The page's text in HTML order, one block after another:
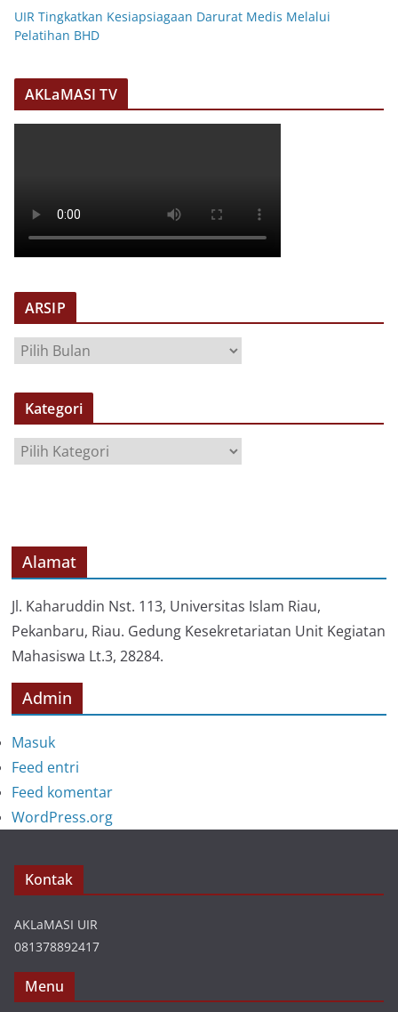
UIR Tingkatkan Kesiapsiagaan Darurat Medis Melalui
Pelatihan BHD
AKLaMASI TV
ARSIP
R
S
P
Kategori
a
r
i
Alamat
Jl. Kaharuddin Nst. 113, Universitas Islam Riau,
Pekanbaru, Riau. Gedung Kesekretariatan Unit Kegiatan
Mahasiswa Lt.3, 28284.
Admin
Masuk
Feed entri
Feed komentar
WordPress.org
Kontak
AKLaMASI UIR
081378892417
Menu